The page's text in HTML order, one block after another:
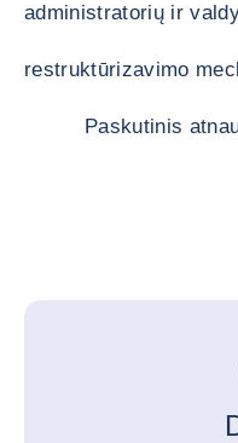
administratorių ir
restruktūrizavimo
Paskutinis